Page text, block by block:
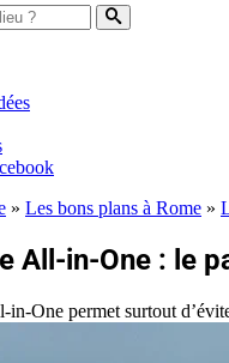
» Les bons plans à Rome »
All-in-One : le
in-One permet surtout